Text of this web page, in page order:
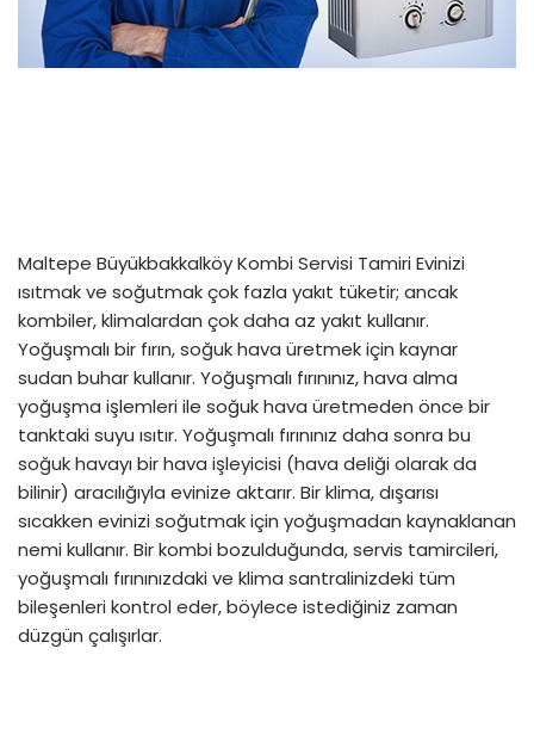
Maltepe Büyükbakkalköy Kombi Servisi Tamiri Evinizi
ısıtmak ve soğutmak çok fazla yakıt tüketir; ancak
kombiler, klimalardan çok daha az yakıt kullanır.
Yoğuşmalı bir fırın, soğuk hava üretmek için kaynar
sudan buhar kullanır. Yoğuşmalı fırınınız, hava alma
yoğuşma işlemleri ile soğuk hava üretmeden önce bir
tanktaki suyu ısıtır. Yoğuşmalı fırınınız daha sonra bu
soğuk havayı bir hava işleyicisi (hava deliği olarak da
bilinir) aracılığıyla evinize aktarır. Bir klima, dışarısı
sıcakken evinizi soğutmak için yoğuşmadan kaynaklanan
nemi kullanır. Bir kombi bozulduğunda, servis tamircileri,
yoğuşmalı fırınınızdaki ve klima santralinizdeki tüm
bileşenleri kontrol eder, böylece istediğiniz zaman
düzgün çalışırlar.